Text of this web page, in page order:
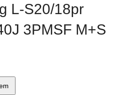
L-S20/18pr
3PMSF M+S